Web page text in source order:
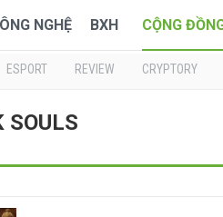
NGHỆ BXH CỘNG
ESPORT REVIEW CRYPTORY